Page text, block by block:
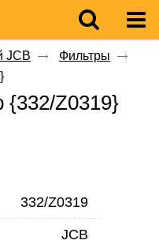
JCB
Фильтры
Z0319}
332/Z0319
JCB